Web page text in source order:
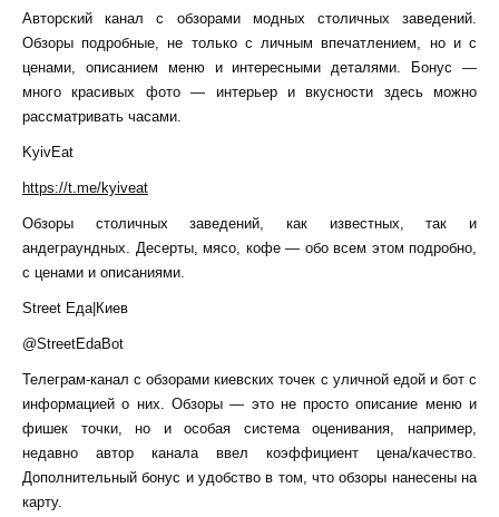
Авторский канал с обзорами модных столичных заведений.
Обзоры подробные, не только с личным впечатлением, но и с
ценами, описанием меню и интересными деталями. Бонус —
много красивых фото — интерьер и вкусности здесь можно
рассматривать часами.
KyivEat
https://t.me/kyiveat
Обзоры столичных заведений, как известных, так и
андеграундных. Десерты, мясо, кофе — обо всем этом подробно,
с ценами и описаниями.
Street Еда|Киев
@StreetEdaBot
Телеграм-канал с обзорами киевских точек с уличной едой и бот с
информацией о них. Обзоры — это не просто описание меню и
фишек точки, но и особая система оценивания, например,
недавно автор канала ввел коэффициент цена/качество.
Дополнительный бонус и удобство в том, что обзоры нанесены на
карту.